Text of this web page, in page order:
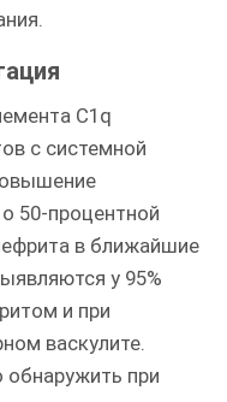
С1q
с системной
50-процентной
в ближайшие
у 95%
и при
васкулите.
при